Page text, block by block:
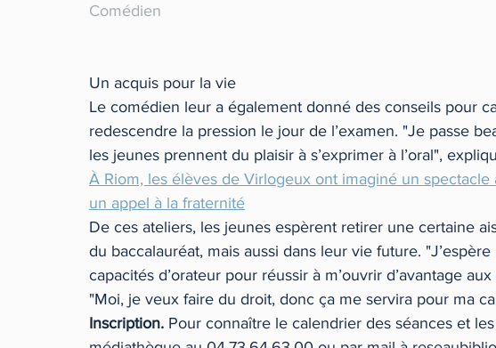
Comédien
Un acquis pour la vie
Le comédien leur a également donné des conseils pour
redescendre la pression le jour de l’examen. "Je passe
les jeunes prennent du plaisir à s’exprimer à l’oral",
À Riom, les élèves de Virlogeux ont imaginé un
un appel à la fraternité
De ces ateliers, les jeunes espèrent retirer une certaine
du baccalauréat, mais aussi dans leur vie future.
capacités d’orateur pour réussir à m’ouvrir d’avantage
"Moi, je veux faire du droit, donc ça me servira pour ma
Inscription. Pour connaître le calendrier des séances et